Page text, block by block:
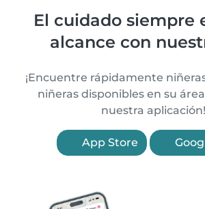
El cuidado siempre
alcance con
¡Encuentre rápidamente
niñeras disponibles en su
nuestra aplicación!
App Store